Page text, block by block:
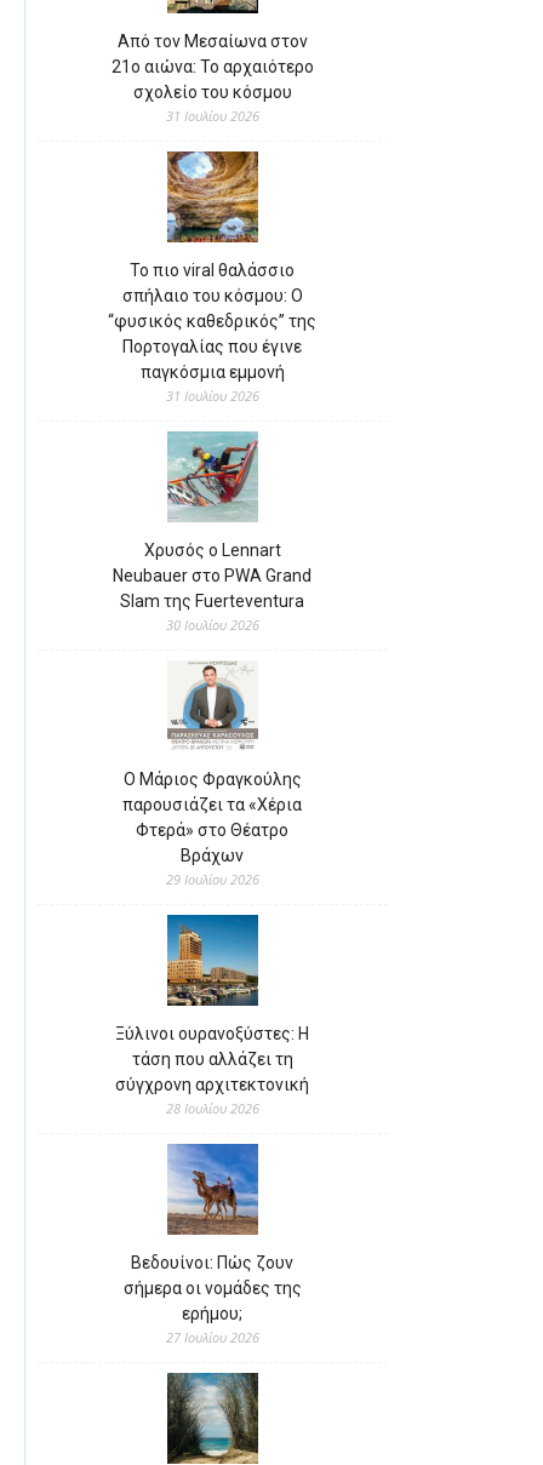
Από τον Μεσαίωνα στον
21ο αιώνα: Το αρχαιότερο
σχολείο του κόσμου
31 Ιουλίου 2026
Το πιο viral θαλάσσιο
σπήλαιο του κόσμου: Ο
“φυσικός καθεδρικός” της
Πορτογαλίας που έγινε
παγκόσμια εμμονή
31 Ιουλίου 2026
Χρυσός ο Lennart
Neubauer στο PWA Grand
Slam της Fuerteventura
30 Ιουλίου 2026
Ο Μάριος Φραγκούλης
παρουσιάζει τα «Χέρια
Φτερά» στο Θέατρο
Βράχων
29 Ιουλίου 2026
Ξύλινοι ουρανοξύστες: Η
τάση που αλλάζει τη
σύγχρονη αρχιτεκτονική
28 Ιουλίου 2026
Βεδουίνοι: Πώς ζουν
σήμερα οι νομάδες της
ερήμου;
27 Ιουλίου 2026